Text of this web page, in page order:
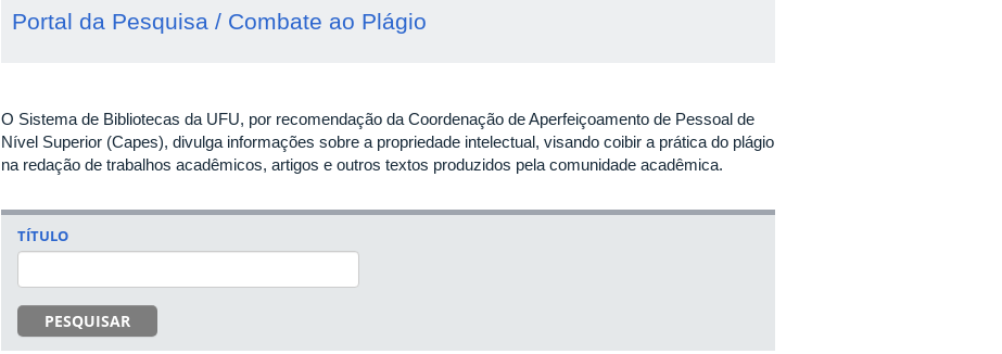
Portal da Pesquisa / Combate ao Plágio
O Sistema de Bibliotecas da UFU, por recomendação da Coordenação de Aperfeiçoamento de Pessoal de
Nível Superior (Capes), divulga informações sobre a propriedade intelectual, visando coibir a prática do plágio
na redação de trabalhos acadêmicos, artigos e outros textos produzidos pela comunidade acadêmica.
TÍTULO
PESQUISAR